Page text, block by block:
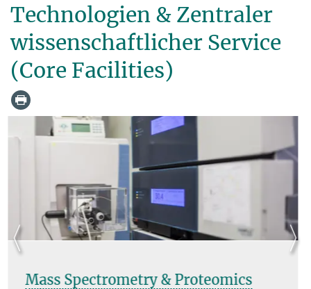
Technologien & Zentraler
wissenschaftlicher Service
(Core Facilities)
Metabolomics & Small molecules